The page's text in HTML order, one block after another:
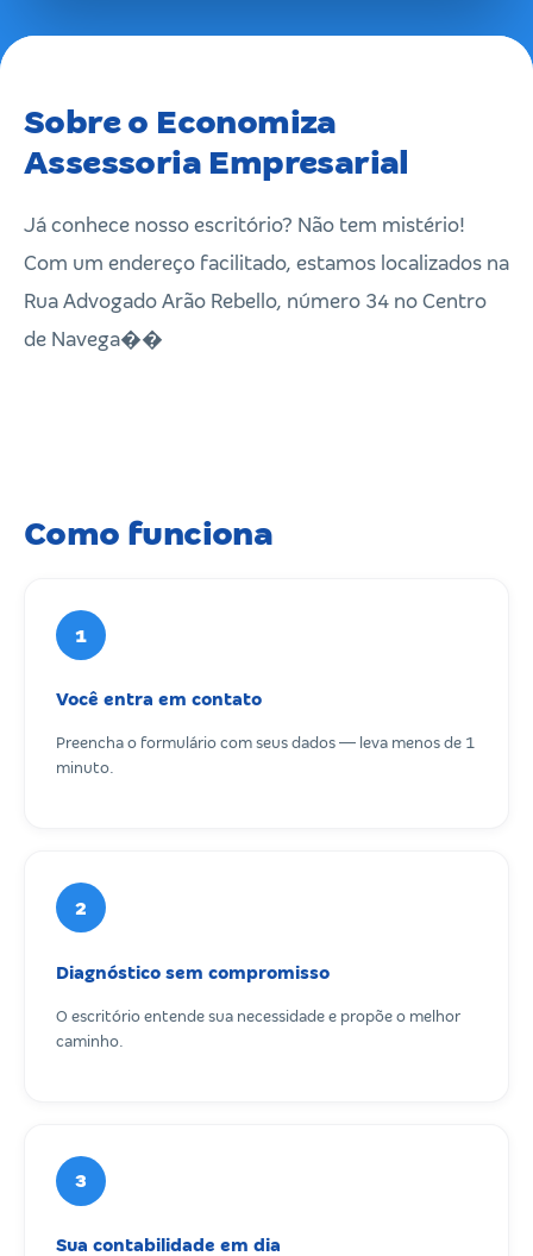
Sobre o Economiza
Assessoria Empresarial
Já conhece nosso escritório? Não tem mistério!
Com um endereço facilitado, estamos localizados na
Rua Advogado Arão Rebello, número 34 no Centro
de Navega��
Como funciona
1
Você entra em contato
Preencha o formulário com seus dados — leva menos de 1
minuto.
2
Diagnóstico sem compromisso
O escritório entende sua necessidade e propõe o melhor
caminho.
3
Sua contabilidade em dia